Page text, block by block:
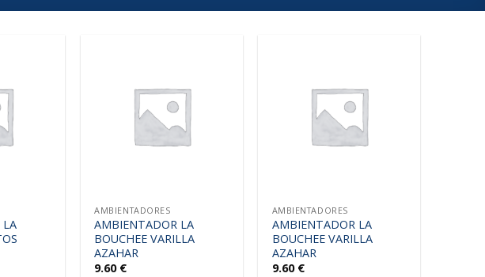
LA
AMBIENTADORES
AMBIENTADOR LA
BOUCHEE VARILLA
AZAHAR
9.60 €
AMBIENTADORES
AMBIENTADOR LA
BOUCHEE VARILLA
AZAHAR
9.60 €